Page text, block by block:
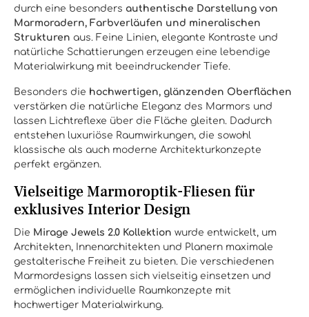
durch eine besonders authentische Darstellung von
Marmoradern, Farbverläufen und mineralischen
Strukturen aus. Feine Linien, elegante Kontraste und
natürliche Schattierungen erzeugen eine lebendige
Materialwirkung mit beeindruckender Tiefe.
Besonders die hochwertigen, glänzenden Oberflächen
verstärken die natürliche Eleganz des Marmors und
lassen Lichtreflexe über die Fläche gleiten. Dadurch
entstehen luxuriöse Raumwirkungen, die sowohl
klassische als auch moderne Architekturkonzepte
perfekt ergänzen.
Vielseitige Marmoroptik-Fliesen für
exklusives Interior Design
Die Mirage Jewels 2.0 Kollektion wurde entwickelt, um
Architekten, Innenarchitekten und Planern maximale
gestalterische Freiheit zu bieten. Die verschiedenen
Marmordesigns lassen sich vielseitig einsetzen und
ermöglichen individuelle Raumkonzepte mit
hochwertiger Materialwirkung.